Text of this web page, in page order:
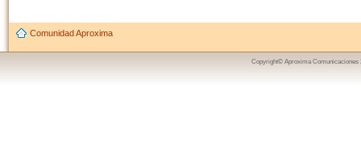
Comunidad Aproxima
Copyright© Aproxima Comunicaciones